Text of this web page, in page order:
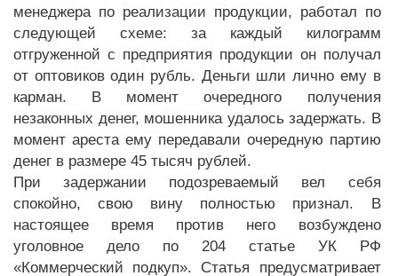
менеджера по реализации продукции, работал по
следующей схеме: за каждый килограмм
отгруженной с предприятия продукции он получал
от оптовиков один рубль. Деньги шли лично ему в
карман. В момент очередного получения
незаконных денег, мошенника удалось задержать. В
момент ареста ему передавали очередную партию
денег в размере 45 тысяч рублей.
При задержании подозреваемый вел себя
спокойно, свою вину полностью признал. В
настоящее время против него возбуждено
уголовное дело по 204 статье УК РФ
«Коммерческий подкуп». Статья предусматривает